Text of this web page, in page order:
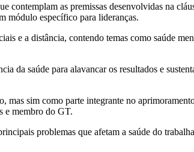
contemplam as premissas desenvolvidas na
módulo específico para lideranças.
e a distância, contendo temas como saúde
da saúde para alavancar os resultados e
mas sim como parte integrante no
e membro do GT.
problemas que afetam a saúde do